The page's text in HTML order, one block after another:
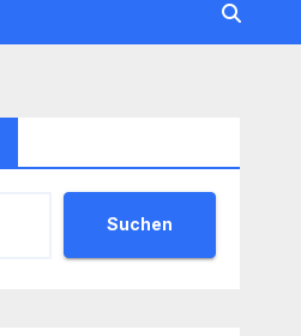
Suchen